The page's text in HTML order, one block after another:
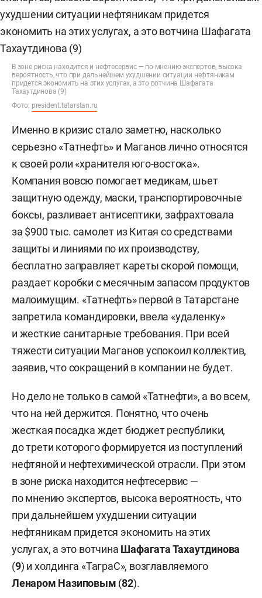
В зоне риска находится и нефтесервис — по мнению экспертов, высока
вероятность, что при дальнейшем ухудшении ситуации нефтяникам
придется экономить на этих услугах, а это вотчина Шафагата
Тахаутдинова (9)
Фото: president.tatarstan.ru
Именно в кризис стало заметно, насколько
серьезно «Татнефть» и Маганов лично относятся
к своей роли «хранителя юго-востока».
Компания вовсю помогает медикам, шьет
защитную одежду, маски, транспортировочные
боксы, разливает антисептики, зафрахтовала
за $900 тыс. самолет из Китая со средствами
защиты и линиями по их производству,
бесплатно заправляет кареты скорой помощи,
раздает коробки с месячным запасом продуктов
малоимущим. «Татнефть» первой в Татарстане
запретила командировки, ввела «удаленку»
и жесткие санитарные требования. При всей
тяжести ситуации Маганов успокоил коллектив,
заявив, что сокращений в компании не будет.
Но дело не только в самой «Татнефти», а во всем,
что на ней держится. Понятно, что очень
жесткая посадка ждет бюджет республики,
до трети которого формируется из поступлений
нефтяной и нефтехимической отрасли. При этом
в зоне риска находится нефтесервис —
по мнению экспертов, высока вероятность, что
при дальнейшем ухудшении ситуации
нефтяникам придется экономить на этих
услугах, а это вотчина Шафагата Тахаутдинова
(9) и холдинга «ТаграС», возглавляемого
Ленаром Назиповым (82).